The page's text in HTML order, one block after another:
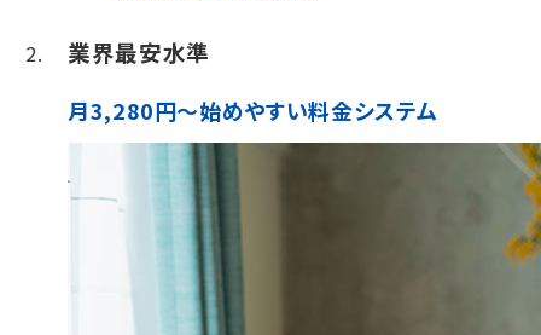
業界最安水準
月3,280円～始めやすい料金システム